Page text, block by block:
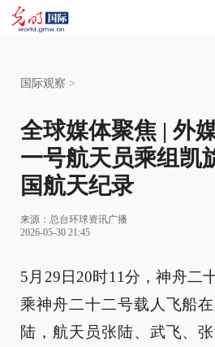
国际观察 >
全球媒体聚焦 | 外
一号航天员乘组凯
国航天纪录
来源： 总台环球资讯广播
2026-05-30 21:45
5月29日20时11分，神舟二
乘神舟二十二号载人飞船
陆，航天员张陆、武飞、